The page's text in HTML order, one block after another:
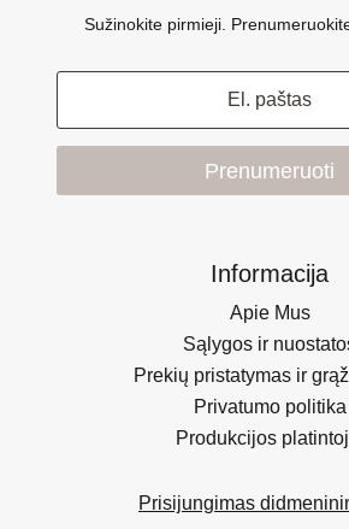
Sužinokite pirmieji.
Prenumeruoti
Informacija
Apie Mus
Sąlygos ir
Prekių pristatymas ir
Privatumo politika
Produkcijos
Prisijungimas